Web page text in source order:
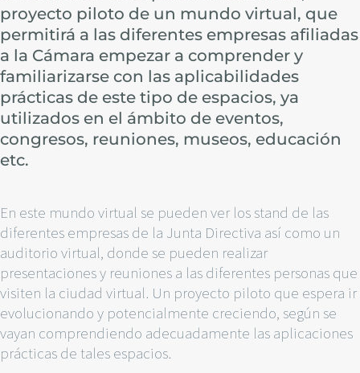
proyecto piloto de un mundo virtual, que
permitirá a las diferentes empresas afiliadas
a la Cámara empezar a comprender y
familiarizarse con las aplicabilidades
prácticas de este tipo de espacios, ya
utilizados en el ámbito de eventos,
congresos, reuniones, museos, educación
etc.
En este mundo virtual se pueden ver los stand de las
diferentes empresas de la Junta Directiva así como un
auditorio virtual, donde se pueden realizar
presentaciones y reuniones a las diferentes personas que
visiten la ciudad virtual. Un proyecto piloto que espera ir
evolucionando y potencialmente creciendo, según se
vayan comprendiendo adecuadamente las aplicaciones
prácticas de tales espacios.